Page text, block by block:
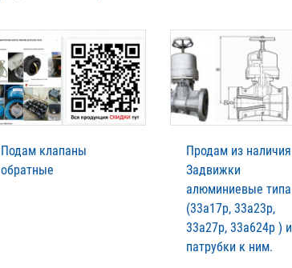
Подам клапаны
обратные
Продам из наличия
Задвижки
алюминиевые типа
(33а17р, 33а23р,
33а27р, 33а624р ) и
патрубки к ним.